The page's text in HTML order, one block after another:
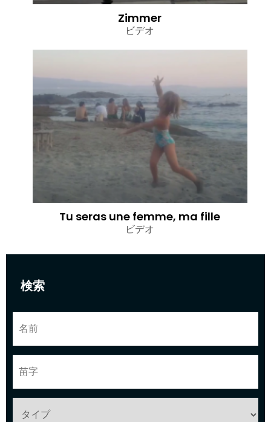
検索
Zimmer
ビデオ
Tu seras une femme, ma fille
ビデオ